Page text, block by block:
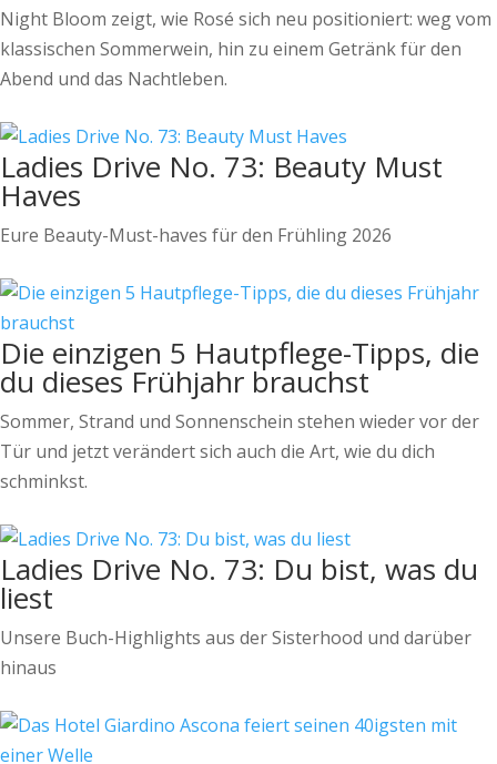
Night Bloom zeigt, wie Rosé sich neu positioniert: weg vom
klassischen Sommerwein, hin zu einem Getränk für den
Abend und das Nachtleben.
Ladies Drive No. 73: Beauty Must
Haves
Eure Beauty-Must-haves für den Frühling 2026
Die einzigen 5 Hautpflege-Tipps, die
du dieses Frühjahr brauchst
Sommer, Strand und Sonnenschein stehen wieder vor der
Tür und jetzt verändert sich auch die Art, wie du dich
schminkst.
Ladies Drive No. 73: Du bist, was du
liest
Unsere Buch-Highlights aus der Sisterhood und darüber
hinaus